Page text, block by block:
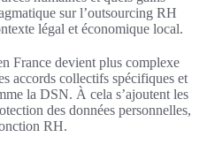
sur l’outsourcing RH
légal et économique local.
France devient plus complexe
accords collectifs spécifiques et
la DSN. À cela s’ajoutent les
des données personnelles,
RH.